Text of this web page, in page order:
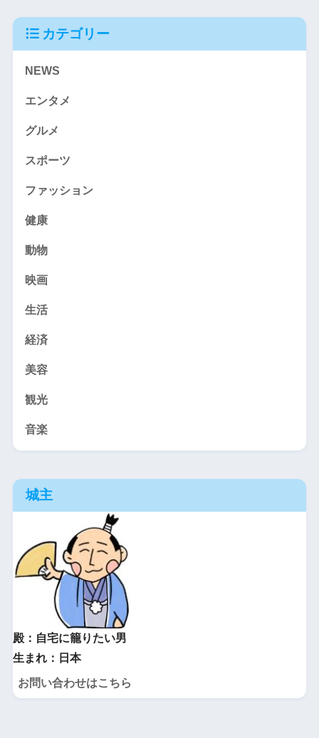
カテゴリー
NEWS
エンタメ
グルメ
スポーツ
ファッション
健康
動物
映画
生活
経済
美容
観光
音楽
城主
殿：自宅に籠りたい男
生まれ：日本
お問い合わせはこちら